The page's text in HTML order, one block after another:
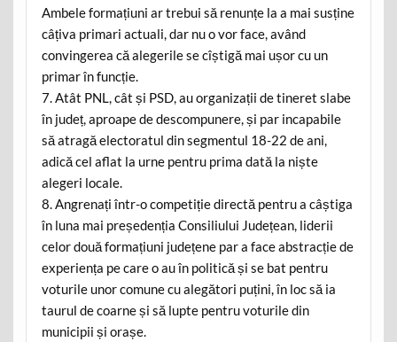
Ambele formațiuni ar trebui să renunțe la a mai susține
câțiva primari actuali, dar nu o vor face, având
convingerea că alegerile se cîștigă mai ușor cu un
primar în funcție.
7. Atât PNL, cât și PSD, au organizații de tineret slabe
în județ, aproape de descompunere, și par incapabile
să atragă electoratul din segmentul 18-22 de ani,
adică cel aflat la urne pentru prima dată la niște
alegeri locale.
8. Angrenați într-o competiție directă pentru a câștiga
în luna mai președenția Consiliului Județean, liderii
celor două formațiuni județene par a face abstracție de
experiența pe care o au în politică și se bat pentru
voturile unor comune cu alegători puțini, în loc să ia
taurul de coarne și să lupte pentru voturile din
municipii și orașe.